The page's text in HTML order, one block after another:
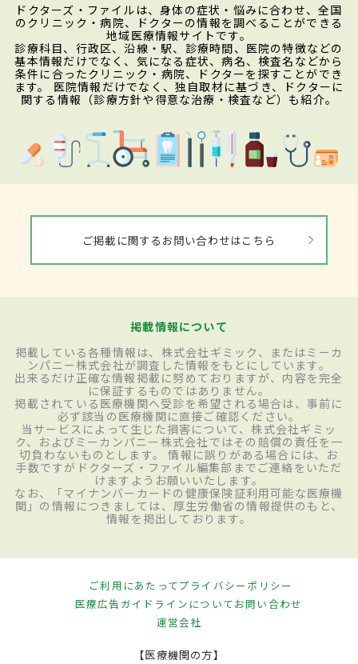
ドクターズ・ファイルは、身体の症状・悩みに合わせ、全国
のクリニック・病院、ドクターの情報を調べることができる
地域医療情報サイトです。
診療科目、行政区、沿線・駅、診療時間、医院の特徴などの
基本情報だけでなく、気になる症状、病名、検査名などから
条件に合ったクリニック・病院、ドクターを探すことができ
ます。 医院情報だけでなく、独自取材に基づき、ドクターに
関する情報（診療方針や得意な治療・検査など）も紹介。
ご掲載に関するお問い合わせはこちら
掲載情報について
掲載している各種情報は、株式会社ギミック、またはミーカ
ンパニー株式会社が調査した情報をもとにしています。
出来るだけ正確な情報掲載に努めておりますが、内容を完全
に保証するものではありません。
掲載されている医療機関へ受診を希望される場合は、事前に
必ず該当の医療機関に直接ご確認ください。
当サービスによって生じた損害について、株式会社ギミッ
ク、およびミーカンパニー株式会社ではその賠償の責任を一
切負わないものとします。 情報に誤りがある場合には、お
手数ですがドクターズ・ファイル編集部までご連絡をいただ
けますようお願いいたします。
なお、「マイナンバーカードの健康保険証利用可能な医療機
関」の情報につきましては、厚生労働省の情報提供のもと、
情報を掲出しております。
ご利用にあたってプライバシーポリシー
医療広告ガイドラインについてお問い合わせ
運営会社
【医療機関の方】